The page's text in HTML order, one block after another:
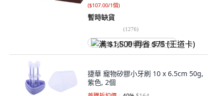
($107.00/1個)
暫時缺貨
(1276)
满 $1,500 再省 $75 (王道卡)
捷華 寵物矽膠小牙刷 10 x 6.5cm 50g,
紫色, 2個